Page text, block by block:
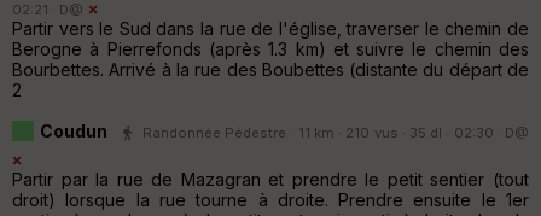
02:21 · D@
Partir vers le Sud dans la rue de l'église, traverser le chemin de
Berogne à Pierrefonds (après 1.3 km) et suivre le chemin des
Bourbettes. Arrivé à la rue des Boubettes (distante du départ de
2
Coudun
Randonnée Pédestre · 11 km · 210 vus · 35 dl · 02:30 · D@
Partir par la rue de Mazagran et prendre le petit sentier (tout
droit) lorsque la rue tourne à droite. Prendre ensuite le 1er